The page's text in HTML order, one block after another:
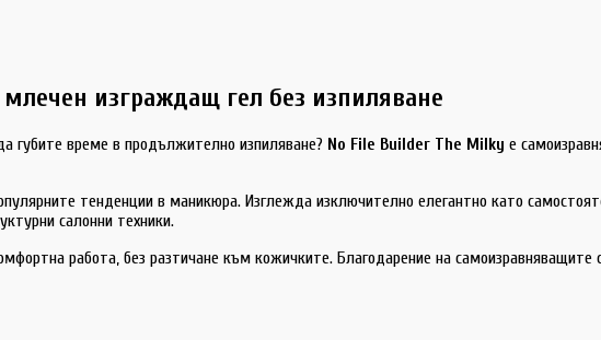
изграждащ гел без изпиляване
губите време в продължително изпиляване? No File Builder The Milky е
тенденции в маникюра. Изглежда изключително елегантно като
салонни техники.
работа, без разтичане към кожичките. Благодарение на самоизравняващите